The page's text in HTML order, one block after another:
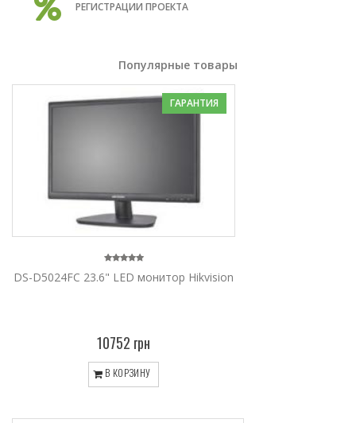
РЕГИСТРАЦИИ ПРОЕКТА
Популярные товары
ГАРАНТИЯ
DS-D5024FC 23.6" LED монитор Hikvision
10752 грн
В КОРЗИНУ